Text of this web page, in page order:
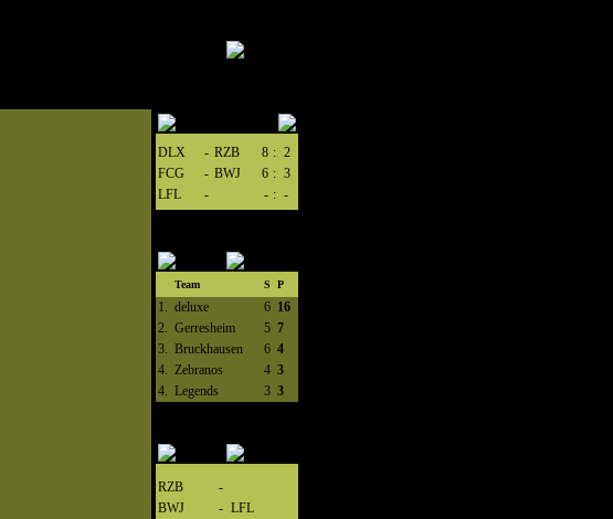
DLX - RZB 8 : 2
FCG
- BWJ 6 : 3
LFL
- - : -
Team S P
1. deluxe 6 16
2. Gerresheim 5 7
3. Bruckhausen 6 4
4. Zebranos 4 3
4. Legends 3 3
RZB
-
BWJ
- LFL